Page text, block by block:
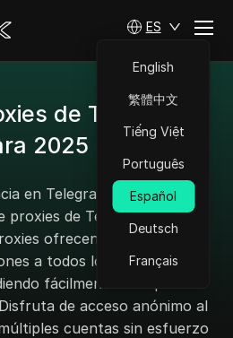
ES
English
繁體中文
Tiếng Việt
Português
Español
Deutsch
Français
de Telegram
2025
en Telegram con nuestra
proxies de Telegram de alto
ofrecen acceso seguro,
a todos los servicios web
fácilmente cualquier
de acceso anónimo al
cuentas sin esfuerzo